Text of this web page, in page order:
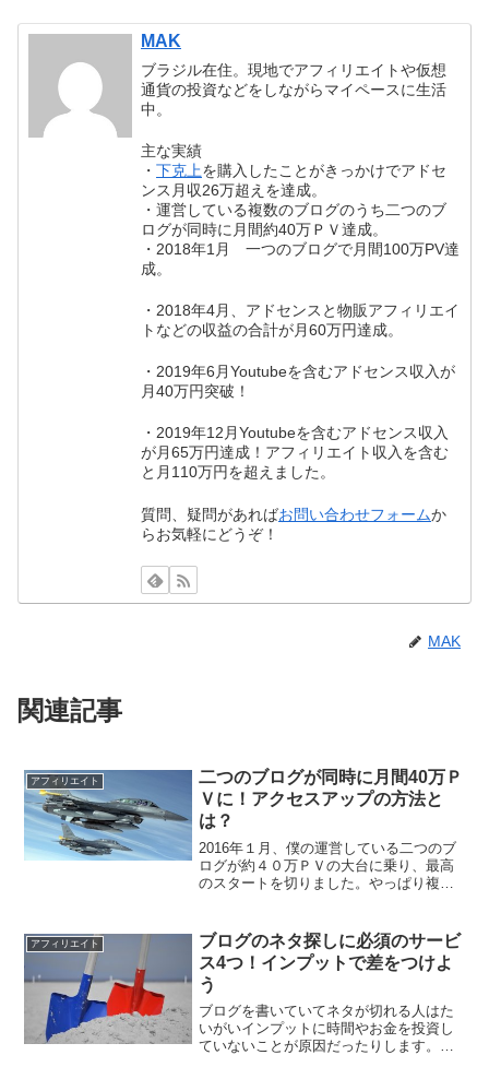
MAK
ブラジル在住。現地でアフィリエイトや仮想
通貨の投資などをしながらマイペースに生活
中。
主な実績
・下克上を購入したことがきっかけでアドセ
ンス月収26万超えを達成。
・運営している複数のブログのうち二つのブ
ログが同時に月間約40万ＰＶ達成。
・2018年1月 一つのブログで月間100万PV達
成。
・2018年4月、アドセンスと物販アフィリエイ
トなどの収益の合計が月60万円達成。
・2019年6月Youtubeを含むアドセンス収入が
月40万円突破！
・2019年12月Youtubeを含むアドセンス収入
が月65万円達成！アフィリエイト収入を含む
と月110万円を超えました。
質問、疑問があればお問い合わせフォームか
らお気軽にどうぞ！
MAK
関連記事
アフィリエイト
二つのブログが同時に月間40万Ｐ
Ｖに！アクセスアップの方法と
は？
2016年１月、僕の運営している二つのブ
ログが約４０万ＰＶの大台に乗り、最高
のスタートを切りました。やっぱり複数
のにはどんな秘密が隠されているのかを
お伝えしたいと思いま...
アフィリエイト
ブログのネタ探しに必須のサービ
ス4つ！インプットで差をつけよ
う
ブログを書いていてネタが切れる人はた
いがいインプットに時間やお金を投資し
ていないことが原因だったりします。そ